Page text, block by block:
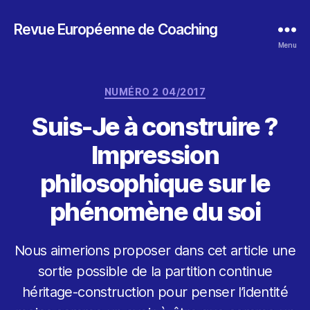
Revue Européenne de Coaching
Menu
Catégories
NUMÉRO 2 04/2017
Suis-Je à construire ?
Impression
philosophique sur le
phénomène du soi
Nous aimerions proposer dans cet article une
sortie possible de la partition continue
héritage-construction pour penser l’identité